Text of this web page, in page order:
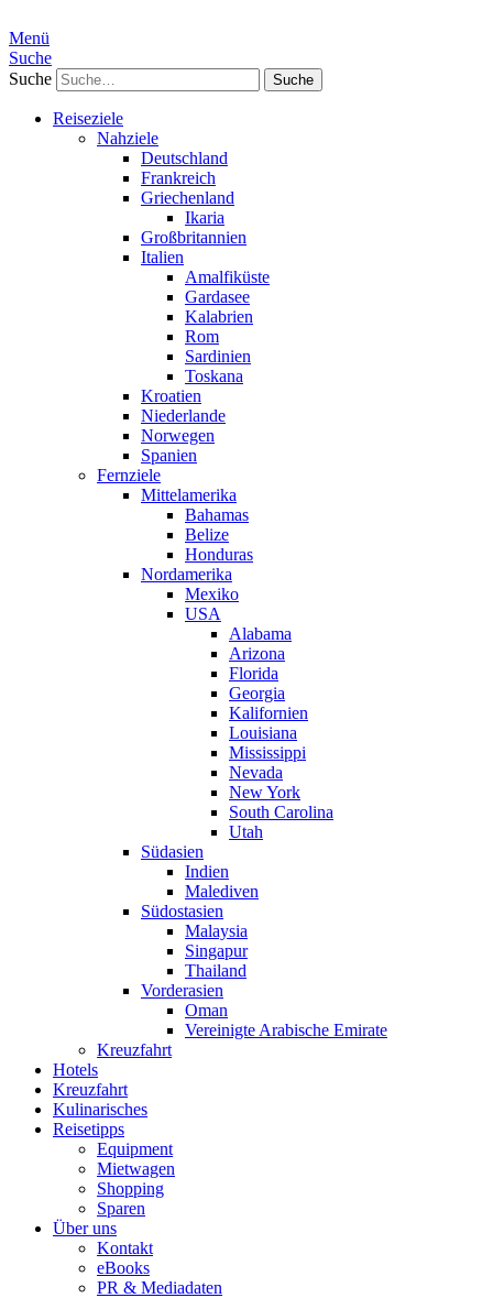
Menü
Suche
Suche
Reiseziele
Nahziele
Deutschland
Frankreich
Griechenland
Ikaria
Großbritannien
Italien
Amalfiküste
Gardasee
Kalabrien
Rom
Sardinien
Toskana
Kroatien
Niederlande
Norwegen
Spanien
Fernziele
Mittelamerika
Bahamas
Belize
Honduras
Nordamerika
Mexiko
USA
Alabama
Arizona
Florida
Georgia
Kalifornien
Louisiana
Mississippi
Nevada
New York
South Carolina
Utah
Südasien
Indien
Malediven
Südostasien
Malaysia
Singapur
Thailand
Vorderasien
Oman
Vereinigte Arabische Emirate
Kreuzfahrt
Hotels
Kreuzfahrt
Kulinarisches
Reisetipps
Equipment
Mietwagen
Shopping
Sparen
Über uns
Kontakt
eBooks
PR & Mediadaten